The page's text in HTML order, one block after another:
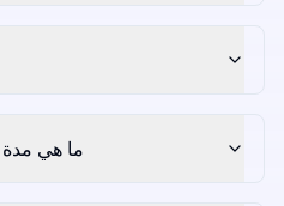
ما هي مدة